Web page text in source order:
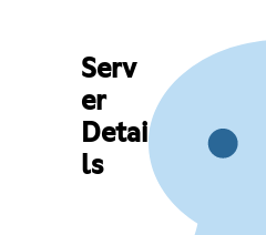
Serv
er
Detai
ls